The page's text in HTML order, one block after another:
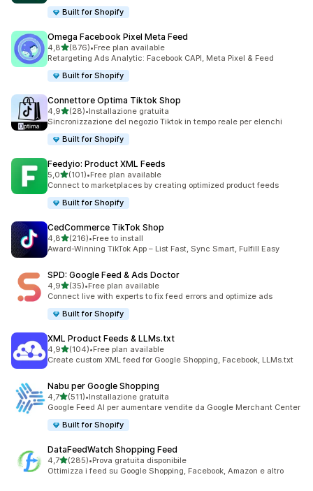
Built for Shopify
Omega Facebook Pixel Meta Feed
4,8stelle su 5
(876)
876 recensioni totali
•Free plan available
Retargeting Ads Analytic: Facebook CAPI, Meta Pixel & Feed
Built for Shopify
Connettore Optima Tiktok Shop
4,9stelle su 5
(28)
28 recensioni totali
•Installazione gratuita
Sincronizzazione del negozio Tiktok in tempo reale per elenchi
Built for Shopify
Feedyio: Product XML Feeds
5,0stelle su 5
(101)
101 recensioni totali
•Free plan available
Connect to marketplaces by creating optimized product feeds
Built for Shopify
CedCommerce TikTok Shop
4,8stelle su 5
(216)
216 recensioni totali
•Free to install
Award-Winning TikTok App – List Fast, Sync Smart, Fulfill Easy
SPD: Google Feed & Ads Doctor
4,9stelle su 5
(35)
35 recensioni totali
•Free plan available
Connect live with experts to fix feed errors and optimize ads
Built for Shopify
XML Product Feeds & LLMs.txt
4,9stelle su 5
(104)
104 recensioni totali
•Free plan available
Create custom XML feed for Google Shopping, Facebook, LLMs.txt
Nabu per Google Shopping
4,7stelle su 5
(511)
511 recensioni totali
•Installazione gratuita
Google Feed AI per aumentare vendite da Google Merchant Center
Built for Shopify
DataFeedWatch Shopping Feed
4,7stelle su 5
(285)
285 recensioni totali
•Prova gratuita disponibile
Ottimizza i feed su Google Shopping, Facebook, Amazon e altro